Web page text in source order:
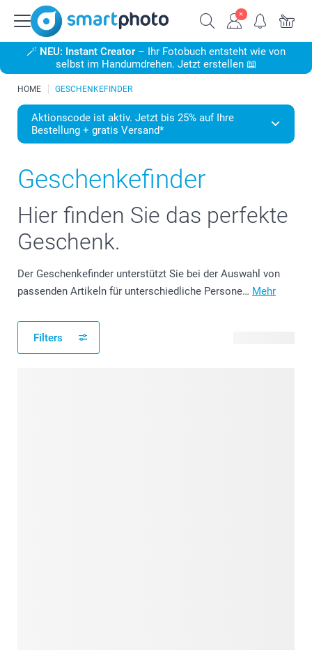
🪄 NEU: Instant Creator – Ihr Fotobuch entsteht wie von
selbst im Handumdrehen. Jetzt erstellen 📖
HOME GESCHENKEFINDER
Aktionscode ist aktiv. Jetzt bis 25% auf Ihre
Bestellung + gratis Versand*
Geschenkefinder
Hier finden Sie das perfekte
Geschenk.
Der Geschenkefinder unterstützt Sie bei der Auswahl von
passenden Artikeln für unterschiedliche Persone… Mehr
Filters